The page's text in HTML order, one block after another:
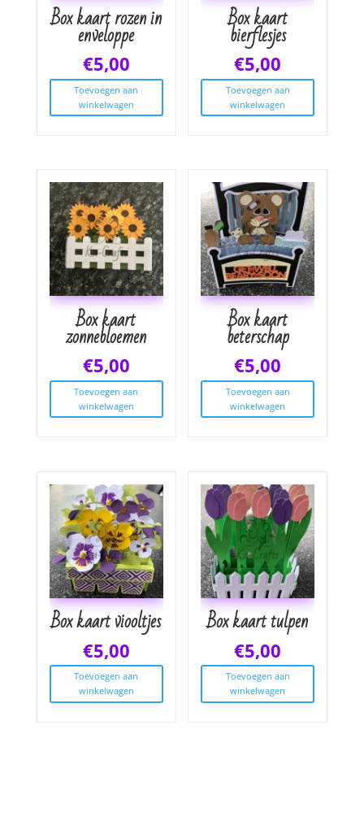
Box kaart rozen in
enveloppe
€5,00
Toevoegen aan
winkelwagen
Box kaart
bierflesjes
€5,00
Toevoegen aan
winkelwagen
Box kaart
zonnebloemen
€5,00
Toevoegen aan
winkelwagen
Box kaart
beterschap
€5,00
Toevoegen aan
winkelwagen
Box kaart viooltjes
€5,00
Toevoegen aan
winkelwagen
Box kaart tulpen
€5,00
Toevoegen aan
winkelwagen